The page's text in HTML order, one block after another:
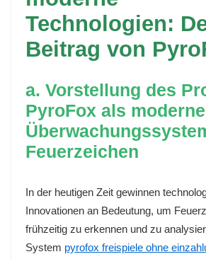
Technologien:
Beitrag von
a. Vorstellung des
PyroFox als
Feuerzeichen
In der heutigen Zeit gewinnen
Innovationen an Bedeutung, um
frühzeitig zu erkennen und zu
System pyrofox freispiele ohne